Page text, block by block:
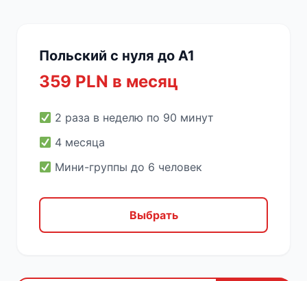
Польский с нуля до A1
359 PLN в месяц
2 раза в неделю по 90 минут
4 месяца
Мини-группы до 6 человек
Выбрать